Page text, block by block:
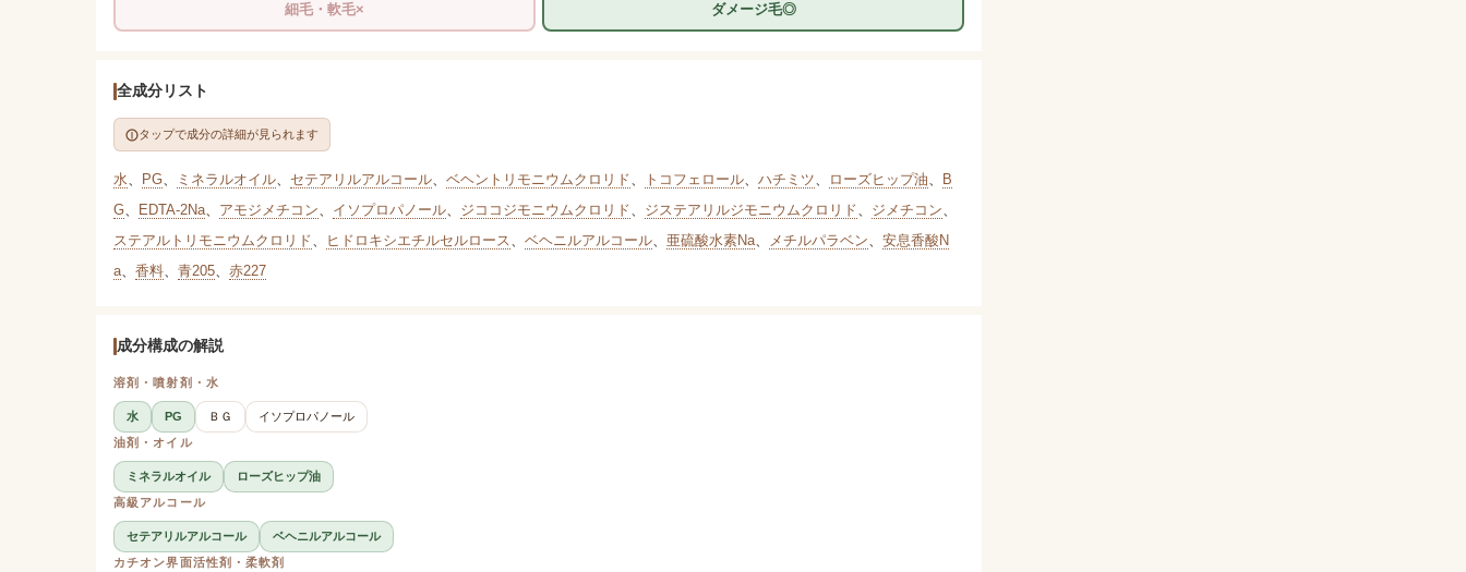
細毛・軟毛× ダメージ毛◎
全成分リスト
タップで成分の詳細が見られます
水、 PG、 ミネラルオイル、 セテアリルアルコール、 ベヘントリモニウムクロリド、 トコフェロール、 ハチミツ、 ローズヒップ油、
B
G、 EDTA-2Na、 アモジメチコン、 イソプロパノール、 ジココジモニウムクロリド、 ジステアリルジモニウムクロリド、 ジメチコン、
ステアルトリモニウムクロリド、 ヒドロキシエチルセルロース、 ベヘニルアルコール、 亜硫酸水素Na、 メチルパラベン、 安息香酸N
a、 香料、 青205、 赤227
成分構成の解説
溶剤・噴射剤・水
水 PG ＢＧ
イソプロパノール
油剤・オイル
ミネラルオイル
ローズヒップ油
高級アルコール
セテアリルアルコール
ベヘニルアルコール
カチオン界面活性剤・柔軟剤